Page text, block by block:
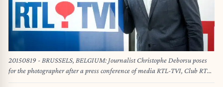
20150819 - BRUSSELS, BELGIUM: Journalist Christophe Deborsu poses
for the photographer after a press conference of media RTL-TVI, Club RTL
and PLUG RTL, on Wednesday 19 August 2015 in Brussels, . BELGA